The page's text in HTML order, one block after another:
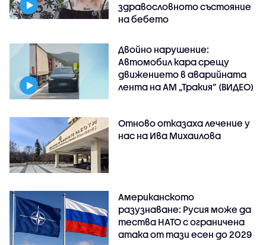
здравословното състояние
на бебето
Двойно нарушение:
Автомобил кара срещу
движението в аварийната
лента на АМ „Тракия” (ВИДЕО)
Отново отказаха лечение у
нас на Ива Михаилова
Американското
разузнаване: Русия може да
тества НАТО с ограничена
атака от тази есен до 2029